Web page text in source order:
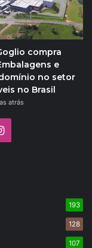
compra
e
no setor
no Brasil
atrás
Instagram
193
128
107